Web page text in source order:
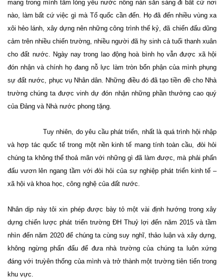
mang trong mình tấm lòng yêu nước nồng nàn sẵn sàng đi bất cứ nơi
nào, làm bất cứ việc gì mà Tổ quốc cần đến. Họ đã đến nhiều vùng xa
xôi hẻo lánh, xây dựng nên những công trình thế kỷ, đã chiến đấu dũng
cảm trên nhiều chiến trường, nhiều người đã hy sinh cả tuổi thanh xuân
cho đất nước. Ngày nay trong lao động hoà bình họ vẫn được xã hội
đón nhận và chính họ đang nỗ lực làm tròn bổn phận của mình phụng
sự đất nước, phục vụ Nhân dân. Những điều đó đã tạo tiền đề cho Nhà
trường chúng ta được vinh dự đón nhận những phần thưởng cao quý
của Đảng và Nhà nước phong tặng.
Tuy nhiên, do yêu cầu phát triển, nhất là quá trình hội nhập
và hợp tác quốc tế trong một nền kinh tế mang tính toàn cầu, đòi hỏi
chúng ta không thể thoả mãn với những gì đã làm được, mà phải phấn
đấu vươn lên ngang tầm với đòi hỏi của sự nghiệp phát triển kinh tế –
xã hội và khoa học, công nghệ của đất nước.
Nhân dịp này tôi xin phép được bày tỏ một vài định hướng trong xây
dựng chiến lược phát triển trường ĐH Thuỷ lợi đến năm 2015 và tầm
nhìn đến năm 2020 để chúng ta cùng suy nghĩ, thảo luận và xây dựng,
không ngừng phấn đấu để đưa nhà trường của chúng ta luôn xứng
đáng với truỳên thống của mình và trở thành một trường tiên tiến trong
khu vực.